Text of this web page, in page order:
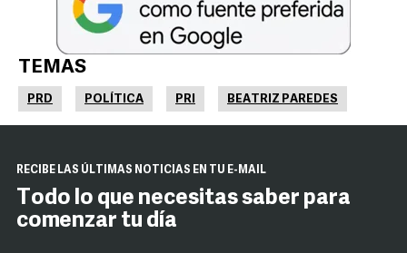
TEMAS
PRD POLÍTICA PRI BEATRIZ PAREDES
RECIBE LAS ÚLTIMAS NOTICIAS EN TU E-MAIL
Todo lo que necesitas saber para
comenzar tu día